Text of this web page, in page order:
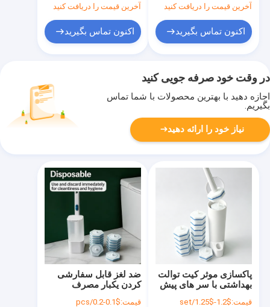
آخرین قیمت را دریافت کنید
اکنون تماس بگیرید
آخرین قیمت را دریافت کنید
اکنون تماس بگیرید
در وقت خود صرفه جویی کنید
اجازه دهید با بهترین محصولات با شما تماس
بگیریم.
نیاز خود را ارائه دهید
ضد لغز قابل سفارشی
کردن یکبار مصرف
قیمت:$0.1-0.2/pcs
پاکسازی موثر کیت توالت
بهداشتی با سر های پیش
قیمت:$1.2-$1.25/set